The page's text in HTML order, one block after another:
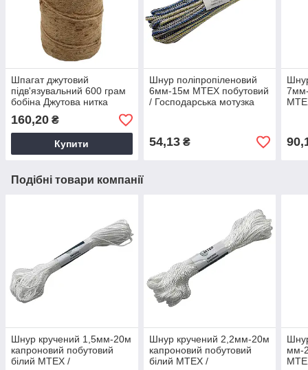
Шпагат джутовий
підв'язувальний 600 грам
бобіна Джутова нитка
Мотузка Ділонг
160,20 ₴
Купити
Шнур поліпропіленовий
6мм-15м MTEX побутовий
/ Господарська мотузка
54,13₴
Подібні товари компанії
Шнур кручений 1,5мм-20м
капроновий побутовий
білий MTEX /
Шнур кручений 2,2мм-20м
капроновий побутовий
білий MTEX /
мм-